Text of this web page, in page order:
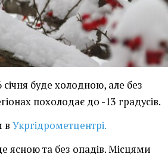
січня буде холодною, але без
похолодає до -13 градусів.
в Укргідрометцентрі.
ясною та без опадів. Місцями